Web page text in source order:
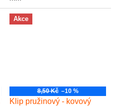
Akce
8,50 Kč –10 %
Klip pružinový - kovový